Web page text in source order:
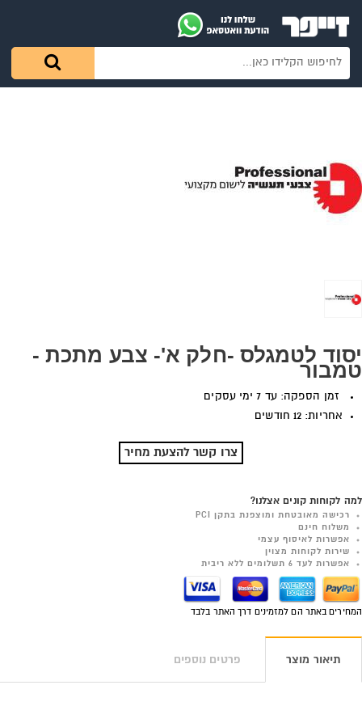
יסוד לטמגלס -חלק א'- צבע מתכת -
טמבור
זמן הספקה: עד 7 ימי עסקים
אחריות: 12 חודשים
צרו קשר להצעת מחיר
למה לקוחות קונים אצלנו?
רכישה מאובטחת ומוצפנת בתקן PCI
משלוח חינם
אפשרות לאיסוף עצמי
שירות לקוחות מצוין
אפשרות לעד 6 תשלומים ללא ריבית
המחירים באתר הם למזמינים דרך האתר בלבד
תיאור מוצר פרטים נוספים